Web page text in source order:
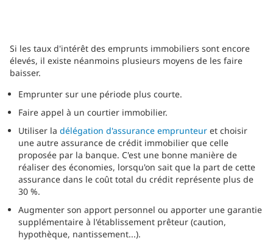
Si les taux d'intérêt des emprunts immobiliers sont encore
élevés, il existe néanmoins plusieurs moyens de les faire
baisser.
Emprunter sur une période plus courte.
Faire appel à un courtier immobilier.
Utiliser la délégation d'assurance emprunteur et choisir
une autre assurance de crédit immobilier que celle
proposée par la banque. C'est une bonne manière de
réaliser des économies, lorsqu'on sait que la part de cette
assurance dans le coût total du crédit représente plus de
30 %.
Augmenter son apport personnel ou apporter une garantie
supplémentaire à l'établissement prêteur (caution,
hypothèque, nantissement...).